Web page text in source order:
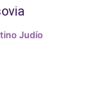
Judío